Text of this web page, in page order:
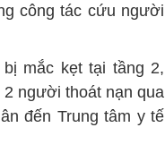
công tác cứu người
mắc kẹt tại tầng 2,
người thoát nạn qua
đến Trung tâm y tế